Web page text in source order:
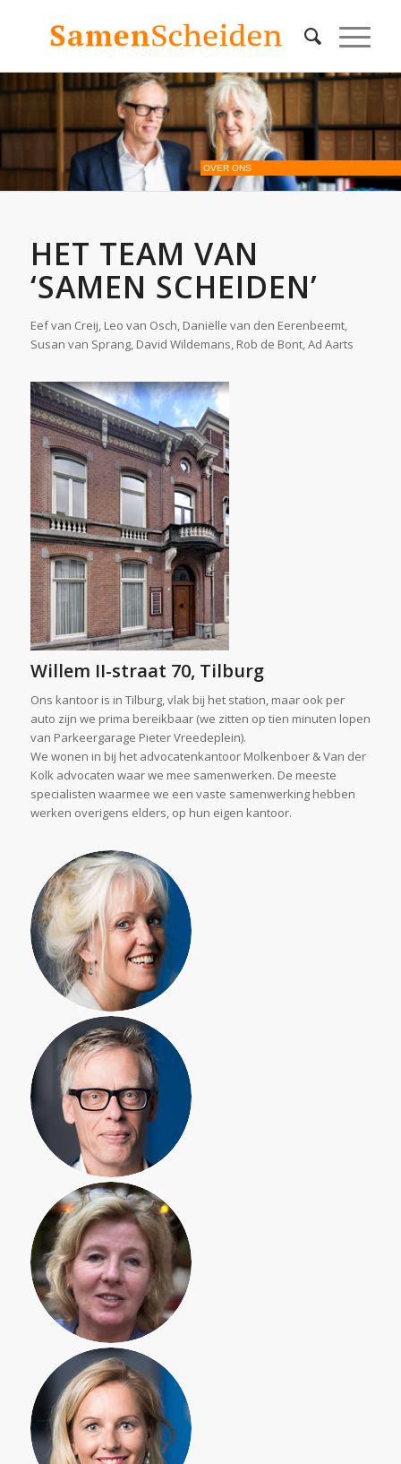
OVER ONS
HET TEAM VAN
‘SAMEN SCHEIDEN’
Eef van Creij, Leo van Osch, Daniëlle van den Eerenbeemt,
Susan van Sprang, David Wildemans, Rob de Bont, Ad Aarts
Willem II-straat 70, Tilburg
Ons kantoor is in Tilburg, vlak bij het station, maar ook per
auto zijn we prima bereikbaar (we zitten op tien minuten lopen
van Parkeergarage Pieter Vreedeplein).
We wonen in bij het advocatenkantoor Molkenboer & Van der
Kolk advocaten waar we mee samenwerken. De meeste
specialisten waarmee we een vaste samenwerking hebben
werken overigens elders, op hun eigen kantoor.
Eef van Creij,
familie-
mediator
Leo van Osch
juridisch
adviseur/
mediator
Daniëlle van den
Eerenbeemt,
kindercoach
Susan van
Sprang,
notaris